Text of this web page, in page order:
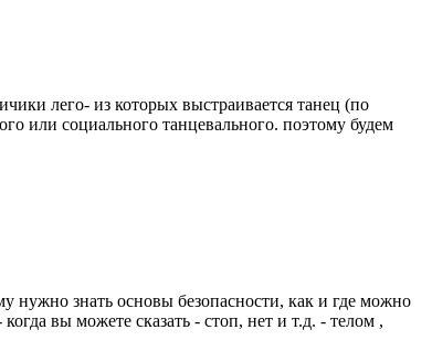
лего- из которых выстраивается танец (по
или социального танцевального. поэтому будем
нужно знать основы безопасности, как и где можно
вы можете сказать - стоп, нет и т.д. - телом ,